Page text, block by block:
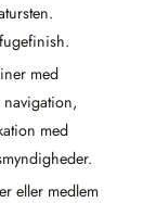
med
med
eller medlem